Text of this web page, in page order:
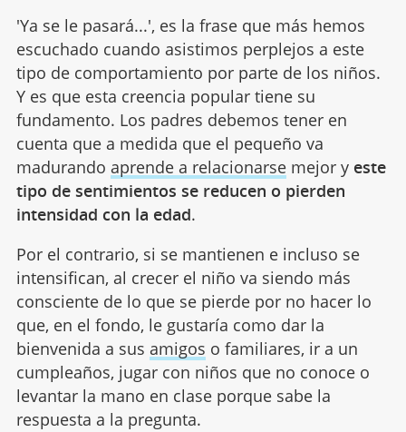
'Ya se le pasará...', es la frase que más hemos
escuchado cuando asistimos perplejos a este
tipo de comportamiento por parte de los niños.
Y es que esta creencia popular tiene su
fundamento. Los padres debemos tener en
cuenta que a medida que el pequeño va
madurando aprende a relacionarsemejor y este
tipo de sentimientos se reducen o pierden
intensidad con la edad.
Por el contrario, si se mantienen e incluso se
intensifican, al crecer el niño va siendo más
consciente de lo que se pierde por no hacer lo
que, en el fondo, le gustaría como dar la
bienvenida a sus amigos o familiares, ir a un
cumpleaños, jugar con niños que no conoce o
levantar la mano en clase porque sabe la
respuesta a la pregunta.